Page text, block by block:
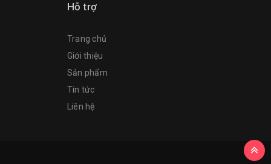
Hỗ trợ
Trang chủ
Giới thiệu
Sản phẩm
Tin tức
Liên hệ